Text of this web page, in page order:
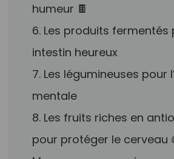
humeur 🍫
6. Les produits fermentés
intestin heureux
7. Les légumineuses pour
mentale
8. Les fruits riches en
pour protéger le cerveau